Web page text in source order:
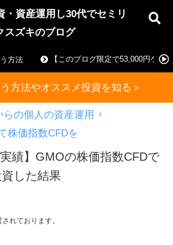
・資産運用し30代でセミリ
スズキのブログ
方法 【このブログ限定で53,000円ゲッ
方法やオススメ投資を知る＞
らの個人の資産運用
株価指数CFDを
実績】GMOの株価指数CFDで
した結果
れております。